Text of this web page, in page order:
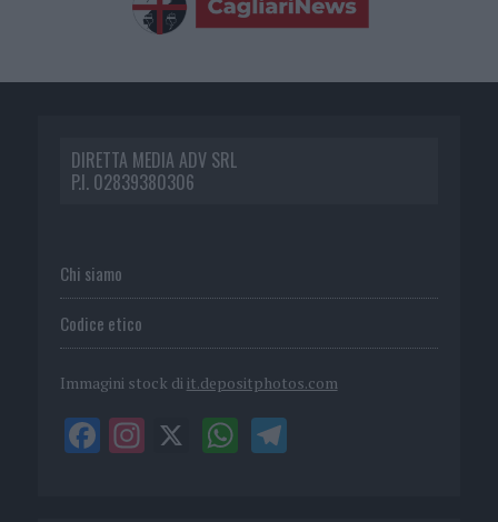
DIRETTA MEDIA ADV SRL
P.I. 02839380306
Chi siamo
Codice etico
Immagini stock di it.depositphotos.com